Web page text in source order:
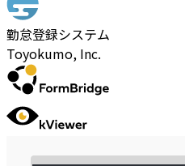
勤怠登録システム
Toyokumo, Inc.